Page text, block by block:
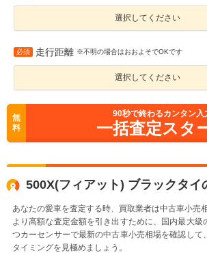
選択してください
必須 走行距離 ※不明の場合はおおよそでOKです
選択してください
無
料
90秒で終わるカンタン入
一括査定スタ
500X(フィアット) ブラックタイ
あなたの愛車を査定する時、買取業者は中古車小売
より高額な査定金額を引き出すために、国内最大級
つカーセンサーで最新の中古車小売相場を確認して
タイミングを見極めましょう。